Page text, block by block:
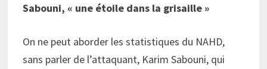
Sabouni, « une étoile dans la grisaille »
On ne peut aborder les statistiques du NAHD,
sans parler de l’attaquant, Karim Sabouni, qui